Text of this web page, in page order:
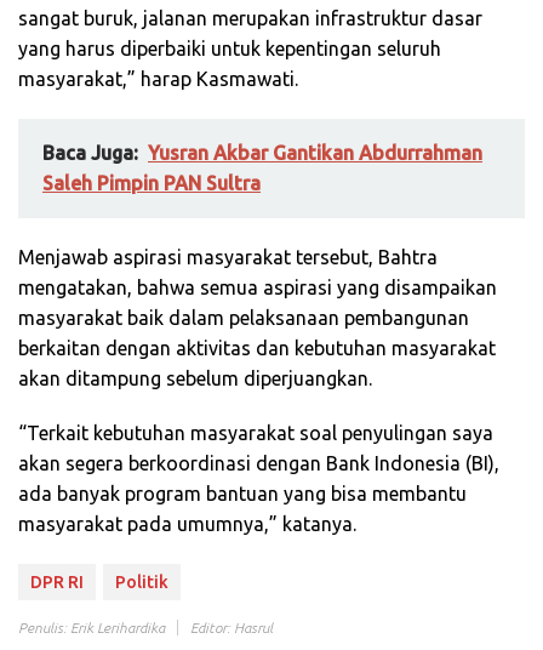
sangat buruk, jalanan merupakan infrastruktur dasar
yang harus diperbaiki untuk kepentingan seluruh
masyarakat,” harap Kasmawati.
Baca Juga: Yusran Akbar Gantikan Abdurrahman
Saleh Pimpin PAN Sultra
Menjawab aspirasi masyarakat tersebut, Bahtra
mengatakan, bahwa semua aspirasi yang disampaikan
masyarakat baik dalam pelaksanaan pembangunan
berkaitan dengan aktivitas dan kebutuhan masyarakat
akan ditampung sebelum diperjuangkan.
“Terkait kebutuhan masyarakat soal penyulingan saya
akan segera berkoordinasi dengan Bank Indonesia (BI),
ada banyak program bantuan yang bisa membantu
masyarakat pada umumnya,” katanya.
DPR RI Politik
Penulis: Erik Lerihardika Editor: Hasrul